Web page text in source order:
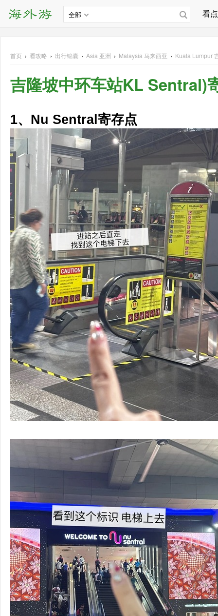
全部 看
首页 › 看攻略 › 出行锦囊 › Asia 亚洲 › Malaysia 马来西亚 › Kuala Lumpur
吉隆坡中环车站KL Sentral)
1、Nu Sentral 寄存点